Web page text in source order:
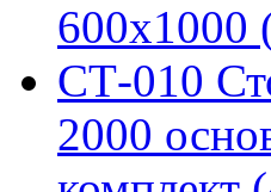
600х1000
СТ-010
2000